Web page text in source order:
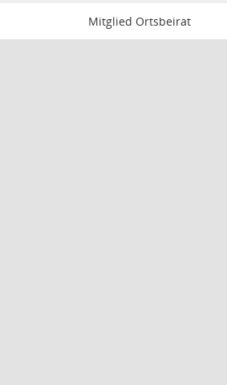
Mitglied Ortsbeirat